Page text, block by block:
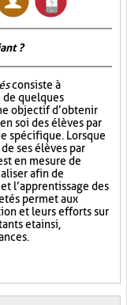
?
consiste à
de quelques
objectif d’obtenir
soi des élèves par
spécifique. Lorsque
ses élèves par
en mesure de
afin de
l’apprentissage des
permet aux
et leurs efforts sur
et ainsi,